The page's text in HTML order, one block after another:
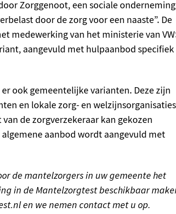
Zorggenoot, een sociale onderneming
door de zorg voor een naaste”. De
medewerking van het ministerie van
aangevuld met hulpaanbod specifiek
ook gemeentelijke varianten. Deze zijn
en lokale zorg- en
de zorgverzekeraar kan gekozen
aanbod wordt aangevuld met
de mantelzorgers in uw gemeente het
in de Mantelzorgtest beschikbaar
en we nemen contact met u op.